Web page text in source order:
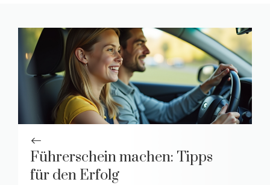
Führerschein machen: Tipps
für den Erfolg